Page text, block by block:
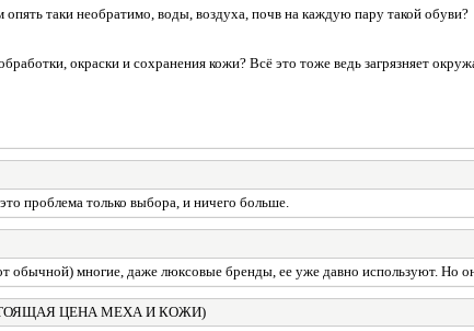
опять таки необратимо, воды, воздуха, почв на каждую пару такой обуви?
окраски и сохранения кожи? Всё это тоже ведь загрязняет
проблема только выбора, и ничего больше.
многие, даже люксовые бренды, ее уже давно используют. Но
ЦЕНА МЕХА И КОЖИ)